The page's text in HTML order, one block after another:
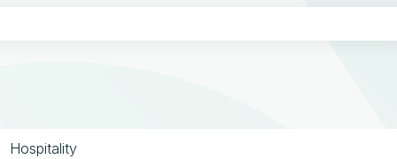
Hospitality